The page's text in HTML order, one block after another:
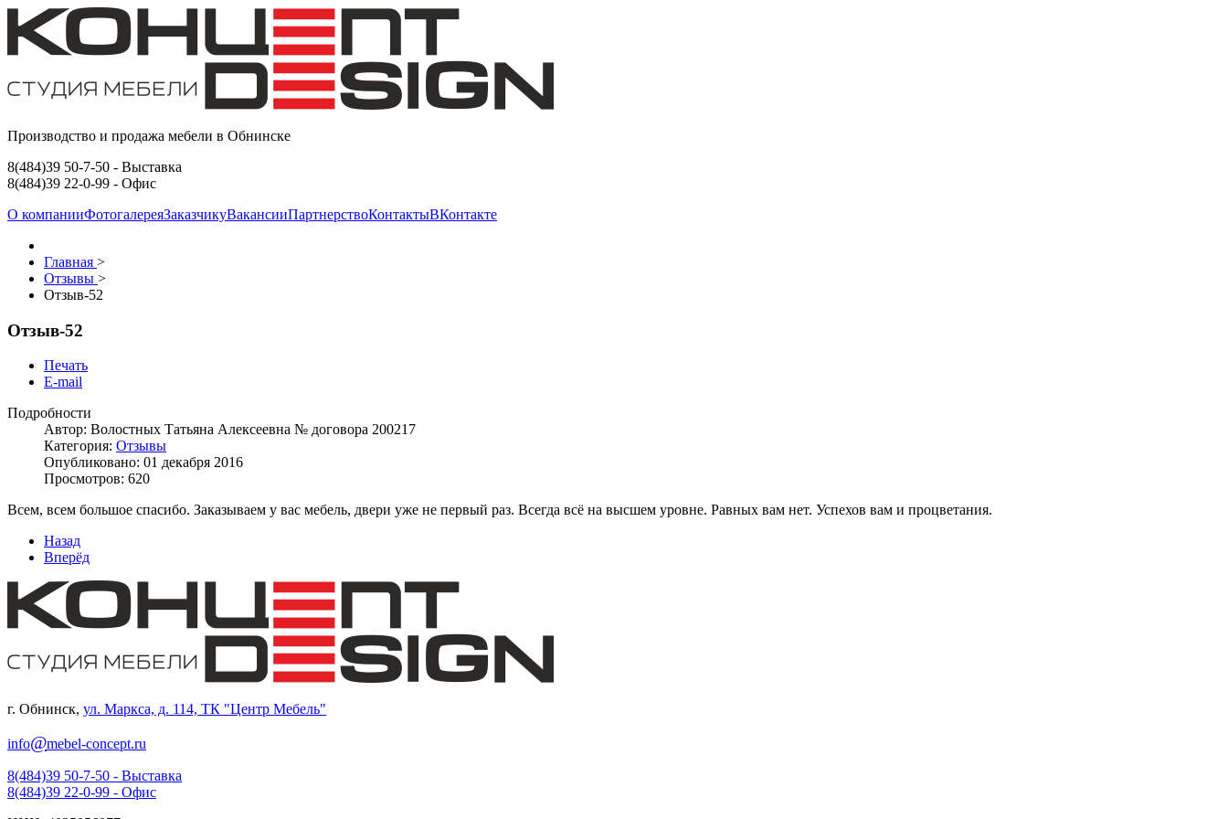
Производство и продажа мебели в Обнинске
8(484)39 50-7-50 - Выставка
8(484)39 22-0-99 - Офис
О компанииФотогалереяЗаказчикуВакансииПартнерствоКонтактыВКонтакте
Главная >
Отзывы >
Отзыв-52
Отзыв-52
Печать
E-mail
Подробности
Автор: Волостных Татьяна Алексеевна № договора 200217
Категория: Отзывы
Опубликовано: 01 декабря 2016
Просмотров: 620
Всем, всем большое спасибо. Заказываем у вас мебель, двери уже не первый раз. Всегда всё на высшем уровне. Равных вам нет. Успехов вам и процветания.
Назад
Вперёд
г. Обнинск, ул. Маркса, д. 114, ТК "Центр Мебель"
info@mebel-concept.ru
8(484)39 50-7-50 - Выставка
8(484)39 22-0-99 - Офис